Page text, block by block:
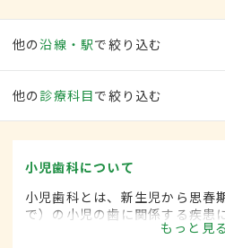
他の沿線・駅で絞り込む
他の 診療科目で絞り込む
小児歯科について
小児歯科とは、新生児から思春
で）の小児の歯に関係する疾患
治療する歯科の一領域です。
もっと見る